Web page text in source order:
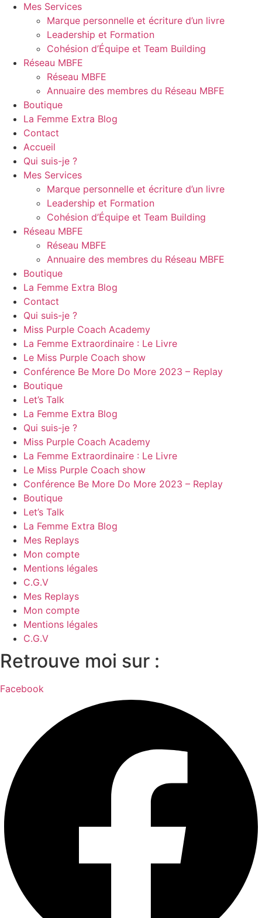
Mes Services
Marque personnelle et écriture d’un livre
Leadership et Formation
Cohésion d’Équipe et Team Building
Réseau MBFE
Réseau MBFE
Annuaire des membres du Réseau MBFE
Boutique
La Femme Extra Blog
Contact
Accueil
Qui suis-je ?
Mes Services
Marque personnelle et écriture d’un livre
Leadership et Formation
Cohésion d’Équipe et Team Building
Réseau MBFE
Réseau MBFE
Annuaire des membres du Réseau MBFE
Boutique
La Femme Extra Blog
Contact
Qui suis-je ?
Miss Purple Coach Academy
La Femme Extraordinaire : Le Livre
Le Miss Purple Coach show
Conférence Be More Do More 2023 – Replay
Boutique
Let’s Talk
La Femme Extra Blog
Qui suis-je ?
Miss Purple Coach Academy
La Femme Extraordinaire : Le Livre
Le Miss Purple Coach show
Conférence Be More Do More 2023 – Replay
Boutique
Let’s Talk
La Femme Extra Blog
Mes Replays
Mon compte
Mentions légales
C.G.V
Mes Replays
Mon compte
Mentions légales
C.G.V
Retrouve moi sur :
Facebook